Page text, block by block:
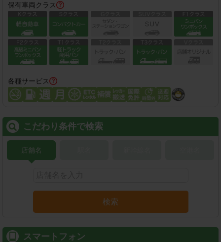
保有車両クラス
各種サービス
こだわり条件で検索
店舗名
検索
スマートフォン